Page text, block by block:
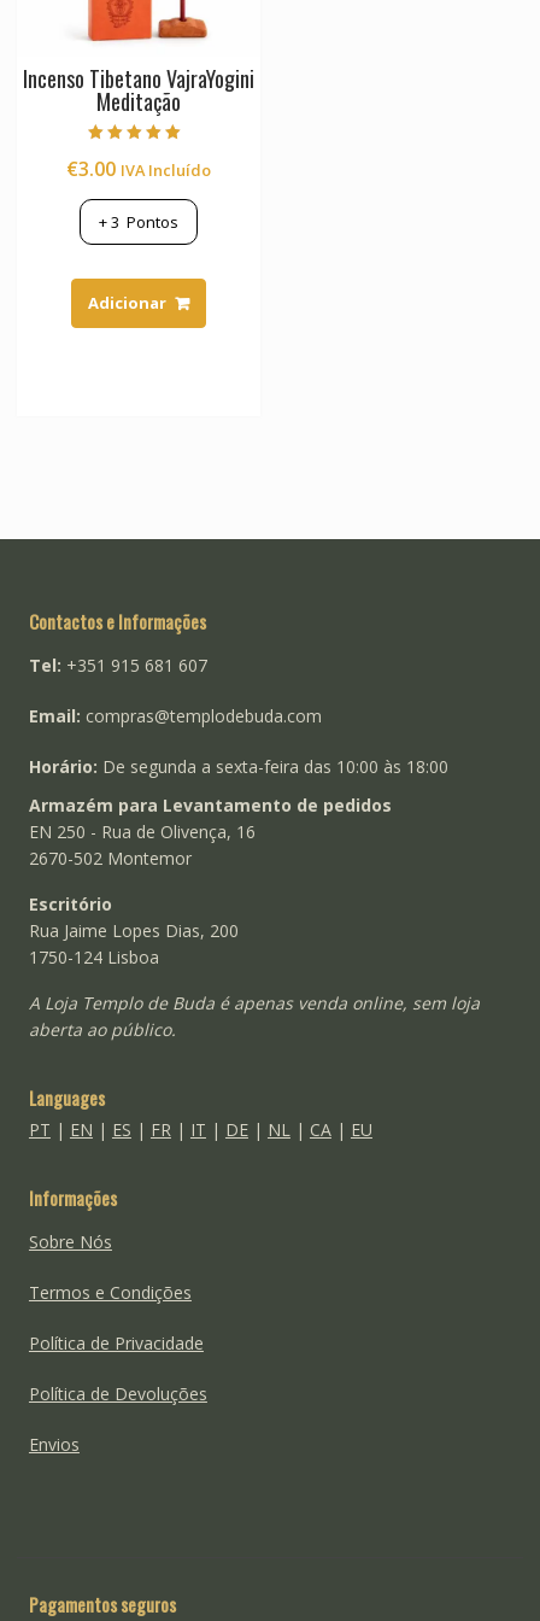
Incenso Tibetano VajraYogini
Meditação
5.00
€3.00 IVA Incluído
+3 Pontos
Adicionar
Contactos e Informações
Tel: +351 915 681 607
Email: compras@templodebuda.com
Horário: De segunda a sexta-feira das 10:00 às 18:00
Armazém para Levantamento de pedidos
EN 250 - Rua de Olivença, 16
2670-502 Montemor
Escritório
Rua Jaime Lopes Dias, 200
1750-124 Lisboa
A Loja Templo de Buda é apenas venda online, sem loja
aberta ao público.
Languages
PT | EN | ES | FR| IT | DE| NL| CA| EU
Informações
Sobre Nós
Termos e Condições
Política de Privacidade
Política de Devoluções
Envios
Pagamentos seguros